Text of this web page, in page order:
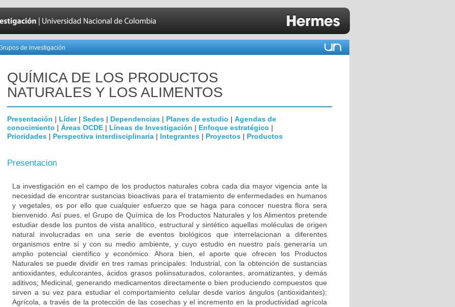
de investigación
QUÍMICA DE LOS PRODUCTOS
NATURALES Y LOS ALIMENTOS
Presentación | Líder| Sedes | Dependencias | Planes de estudio | Agendas de
conocimiento | Áreas OCDE | Líneas de Investigación | Enfoque estratégico |
Prioridades | Perspectiva interdisciplinaria | Integrantes | Proyectos | Productos
Presentacion
La investigación en el campo de los productos naturales cobra cada dia mayor vigencia ante la
necesidad de encontrar sustancias bioactivas para el tratamiento de enfermedades en humanos
y vegetales, es por ello que cualquier esfuerzo que se haga para conocer nuestra flora sera
bienvenido. Así pues, el Grupo de Química de los Productos Naturales y los Alimentos pretende
estudiar desde los puntos de vista analítico, estructural y sintético aquellas moléculas de origen
natural involucradas en una serie de eventos biológicos que interrelacionan a diferentes
organismos entre sí y con su medio ambiente, y cuyo estudio en nuestro país generaría un
amplio potencial científico y económico. Ahora bien, el aporte que ofrecen los Productos
Naturales se puede dividir en tres ramas principales: Industrial, con la obtención de sustancias
antioxidantes, edulcorantes, ácidos grasos poliinsaturados, colorantes, aromatizantes, y demás
aditivos; Medicinal, generando medicamentos directamente o bien produciendo compuestos que
sirven a su vez para estudiar el comportamiento celular desde varios ángulos (antioxidantes);
Agrícola, a través de la protección de las cosechas y el incremento en la productividad agrícola